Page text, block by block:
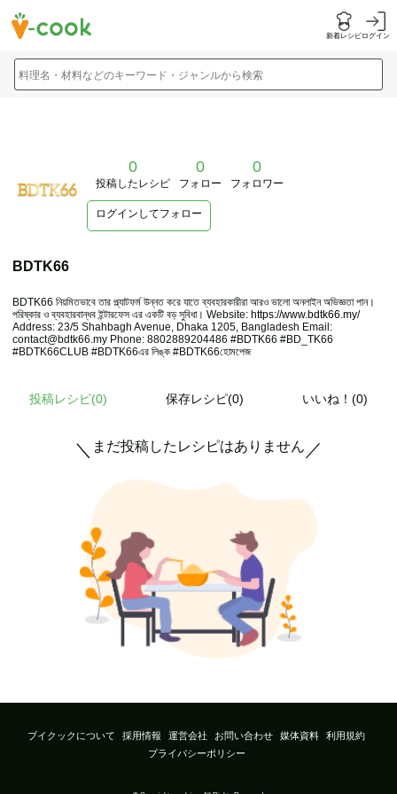
新着レシピログイン
料理名・材料などのキーワード・ジャンルから検索
0
投稿したレシピ
0
フォロー
0
フォロワー
ログインしてフォロー
BDTK66
BDTK66 নিয়মিতভাবে তার প্ল্যাটফর্ম উন্নত করে যাতে ব্যবহারকারীরা আরও ভালো অনলাইন অভিজ্ঞতা পান।
পরিষ্কার ও ব্যবহারবান্ধব ইন্টারফেস এর একটি বড় সুবিধা। Website: https://www.bdtk66.my/
Address: 23/5 Shahbagh Avenue, Dhaka 1205, Bangladesh Email:
contact@bdtk66.my Phone: 8802889204486 #BDTK66 #BD_TK66
#BDTK66CLUB #BDTK66এর লিঙ্ক #BDTK66হোমপেজ
投稿レシピ(0) 保存レシピ(0) いいね！(0)
＼ まだ投稿したレシピはありません ／
ブイクックについて 採用情報 運営会社 お問い合わせ 媒体資料
利用規約
プライバシーポリシー